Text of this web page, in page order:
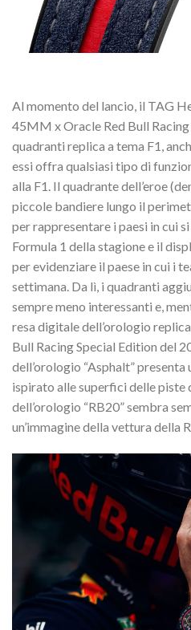
Al momento del lancio, il TAG
45MM x Oracle Red Bull
quadranti replica a tema F1,
essi offra qualsiasi tipo di
alla F1. Il quadrante dell’eroe
piccole bandiere lungo il
per rappresentare i paesi in cui
Formula 1 della stagione e il
per evidenziare il paese in cui i
settimana. Da lì, i quadranti
sempre meno interessanti e,
resa digitale dell’orologio
Bull Racing Special Edition del
dell’orologio “Asphalt”
ispirato alle superfici delle piste
dell’orologio “RB20” sembra
un’immagine della vettura della